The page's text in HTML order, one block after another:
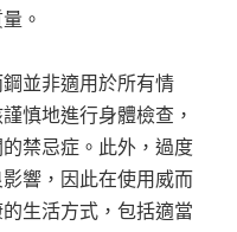
。
並非適用於所有情
慎地進行身體檢查，
禁忌症。此外，過度
響，因此在使用威而
生活方式，包括適當